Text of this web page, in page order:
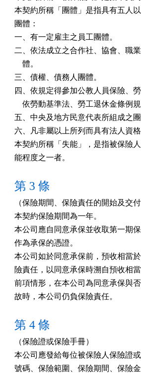
本契約所稱「團體」是指具有五人
團體：
一、有一定雇主之員工團體。
二、依法成立之合作社、協會、職
    體。
三、債權、債務人團體。
四、依規定得參加公教人員保險、
依勞動基準法、勞工退休金條例
五、中央及地方民意代表所組成之團
六、凡非屬以上所列而具有法人資格
本契約所稱「失能」，是指被保險
能程度之一者。
第 3 條
（保險期間、保險責任的開始及交付
本契約保險期間為一年。
本公司應自同意承保並收取第一期
作為承保的憑證。
本公司如於同意承保前，預收相當
險責任，以同意承保時溯自預收相
前項情形，在本公司為同意承保與
故時，本公司仍負保險責任。
第 4 條
（保險證或保險手冊）
本公司應發給每位被保險人保險證
號碼、保險範圍、保險期間、保險